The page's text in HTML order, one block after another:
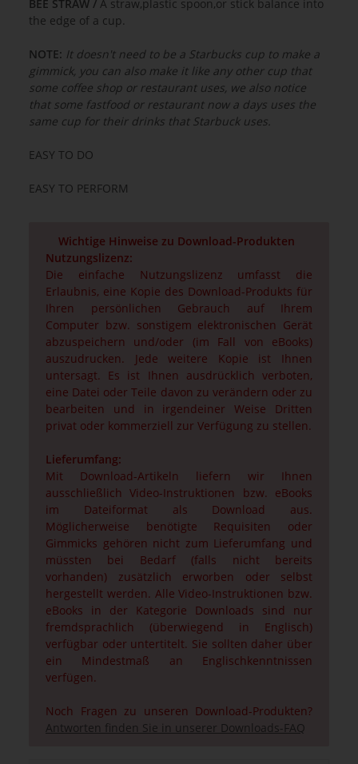
BEE STRAW / A straw,plastic spoon,or stick balance into
the edge of a cup.
NOTE: It doesn't need to be a Starbucks cup to make a
gimmick, you can also make it like any other cup that
some coffee shop or restaurant uses, we also notice
that some fastfood or restaurant now a days uses the
same cup for their drinks that Starbuck uses.
EASY TO DO
EASY TO PERFORM
Wichtige Hinweise zu Download-Produkten
Nutzungslizenz:
Die einfache Nutzungslizenz umfasst die
Erlaubnis, eine Kopie des Download-Produkts für
Ihren persönlichen Gebrauch auf Ihrem
Computer bzw. sonstigem elektronischen Gerät
abzuspeichern und/oder (im Fall von eBooks)
auszudrucken. Jede weitere Kopie ist Ihnen
untersagt. Es ist Ihnen ausdrücklich verboten,
eine Datei oder Teile davon zu verändern oder zu
bearbeiten und in irgendeiner Weise Dritten
privat oder kommerziell zur Verfügung zu stellen.
Lieferumfang:
Mit Download-Artikeln liefern wir Ihnen
ausschließlich Video-Instruktionen bzw. eBooks
im Dateiformat als Download aus.
Möglicherweise benötigte Requisiten oder
Gimmicks gehören nicht zum Lieferumfang und
müssten bei Bedarf (falls nicht bereits
vorhanden) zusätzlich erworben oder selbst
hergestellt werden. Alle Video-Instruktionen bzw.
eBooks in der Kategorie Downloads sind nur
fremdsprachlich (überwiegend in Englisch)
verfügbar oder untertitelt. Sie sollten daher über
ein Mindestmaß an Englischkenntnissen
verfügen.
Noch Fragen zu unseren Download-Produkten?
Antworten finden Sie in unserer Downloads-FAQ